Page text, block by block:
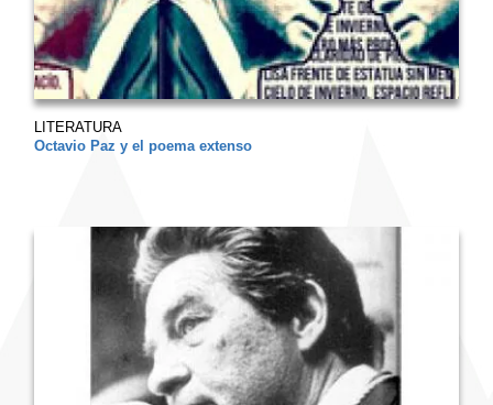
LITERATURA
Octavio Paz y el poema extenso